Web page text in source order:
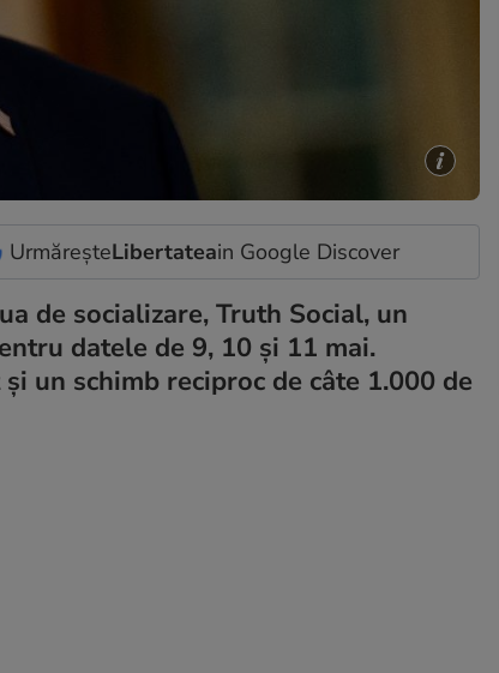
UrmăreșteLibertateain Google Discover
de socializare, Truth Social, un
datele de 9, 10 și 11 mai.
un schimb reciproc de câte 1.000 de